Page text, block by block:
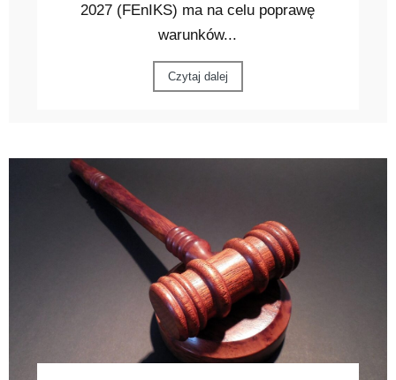
2027 (FEnIKS) ma na celu poprawę
warunków...
Czytaj dalej